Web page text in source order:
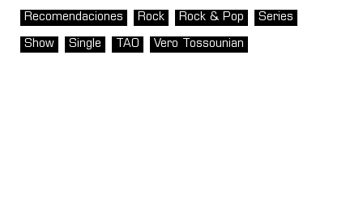
Recomendaciones Rock Rock & Pop Series
Show Single TAO Vero Tossounian